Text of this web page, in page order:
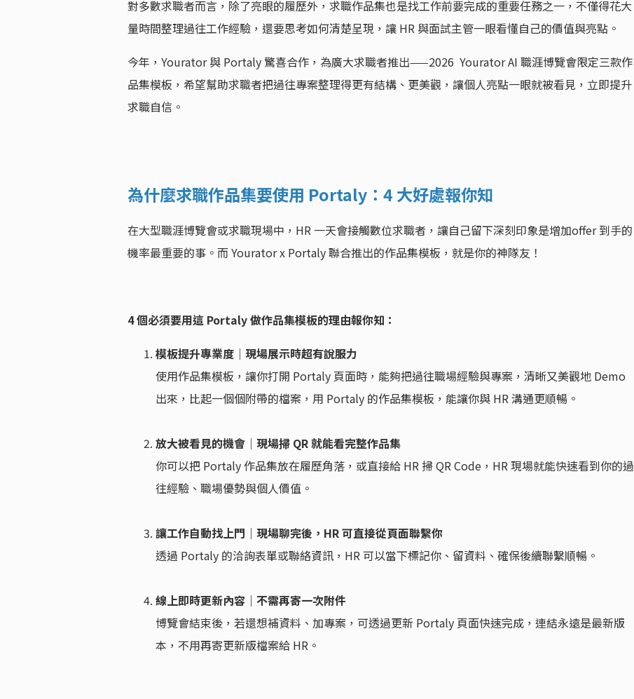
對多數求職者而言，除了亮眼的履歷外，求職作品集也是找工作前要完成的重要任務之一，不僅得花大
量時間整理過往工作經驗，還要思考如何清楚呈現，讓 HR 與面試主管一眼看懂自己的價值與亮點。
今年，Yourator 與 Portaly 驚喜合作，為廣大求職者推出——2026 Yourator AI 職涯博覽會限定三款作
品集模板，希望幫助求職者把過往專案整理得更有結構、更美觀，讓個人亮點一眼就被看見，立即提升
求職自信。
為什麼求職作品集要使用 Portaly：4 大好處報你知
在大型職涯博覽會或求職現場中，HR 一天會接觸數位求職者，讓自己留下深刻印象是增加offer 到手的
機率最重要的事。而 Yourator x Portaly 聯合推出的作品集模板，就是你的神隊友！
4 個必須要用這 Portaly 做作品集模板的理由報你知：
模板提升專業度｜現場展示時超有說服力
使用作品集模板，讓你打開 Portaly 頁面時，能夠把過往職場經驗與專案，清晰又美觀地 Demo
出來，比起一個個附帶的檔案，用 Portaly 的作品集模板，能讓你與 HR 溝通更順暢。
放大被看見的機會｜現場掃 QR 就能看完整作品集
你可以把 Portaly 作品集放在履歷角落，或直接給 HR 掃 QR Code，HR 現場就能快速看到你的過
往經驗、職場優勢與個人價值。
讓工作自動找上門｜現場聊完後，HR 可直接從頁面聯繫你
透過 Portaly 的洽詢表單或聯絡資訊，HR 可以當下標記你、留資料、確保後續聯繫順暢。
線上即時更新內容｜不需再寄一次附件
博覽會結束後，若還想補資料、加專案，可透過更新 Portaly 頁面快速完成，連結永遠是最新版
本，不用再寄更新版檔案給 HR。